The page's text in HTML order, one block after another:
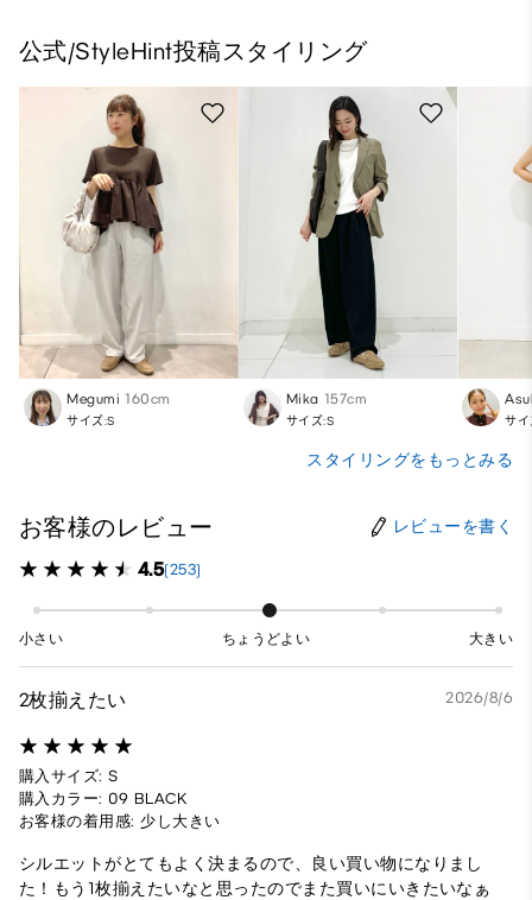
公式/StyleHint投稿スタイリング
Megumi 160cm
サイズ:S
Mika 157cm
サイズ:S サイ
スタイリングをもっとみる
お客様のレビュー レビューを書く
4.5(253)
小さい ちょうどよい 大きい
2枚揃えたい 2026/8/6
購入サイズ: S
購入カラー: 09 BLACK
お客様の着用感: 少し大きい
シルエットがとてもよく決まるので、良い買い物になりまし
た！もう1枚揃えたいなと思ったのでまた買いにいきたいなぁ